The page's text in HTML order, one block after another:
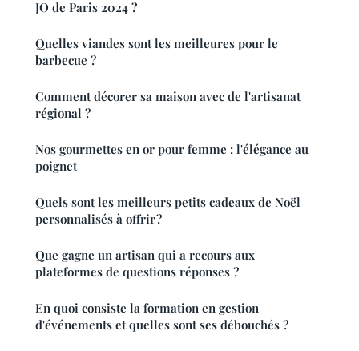
JO de Paris 2024 ?
Quelles viandes sont les meilleures pour le
barbecue ?
Comment décorer sa maison avec de l'artisanat
régional ?
Nos gourmettes en or pour femme : l'élégance au
poignet
Quels sont les meilleurs petits cadeaux de Noël
personnalisés à offrir ?
Que gagne un artisan qui a recours aux
plateformes de questions réponses ?
En quoi consiste la formation en gestion
d'événements et quelles sont ses débouchés ?